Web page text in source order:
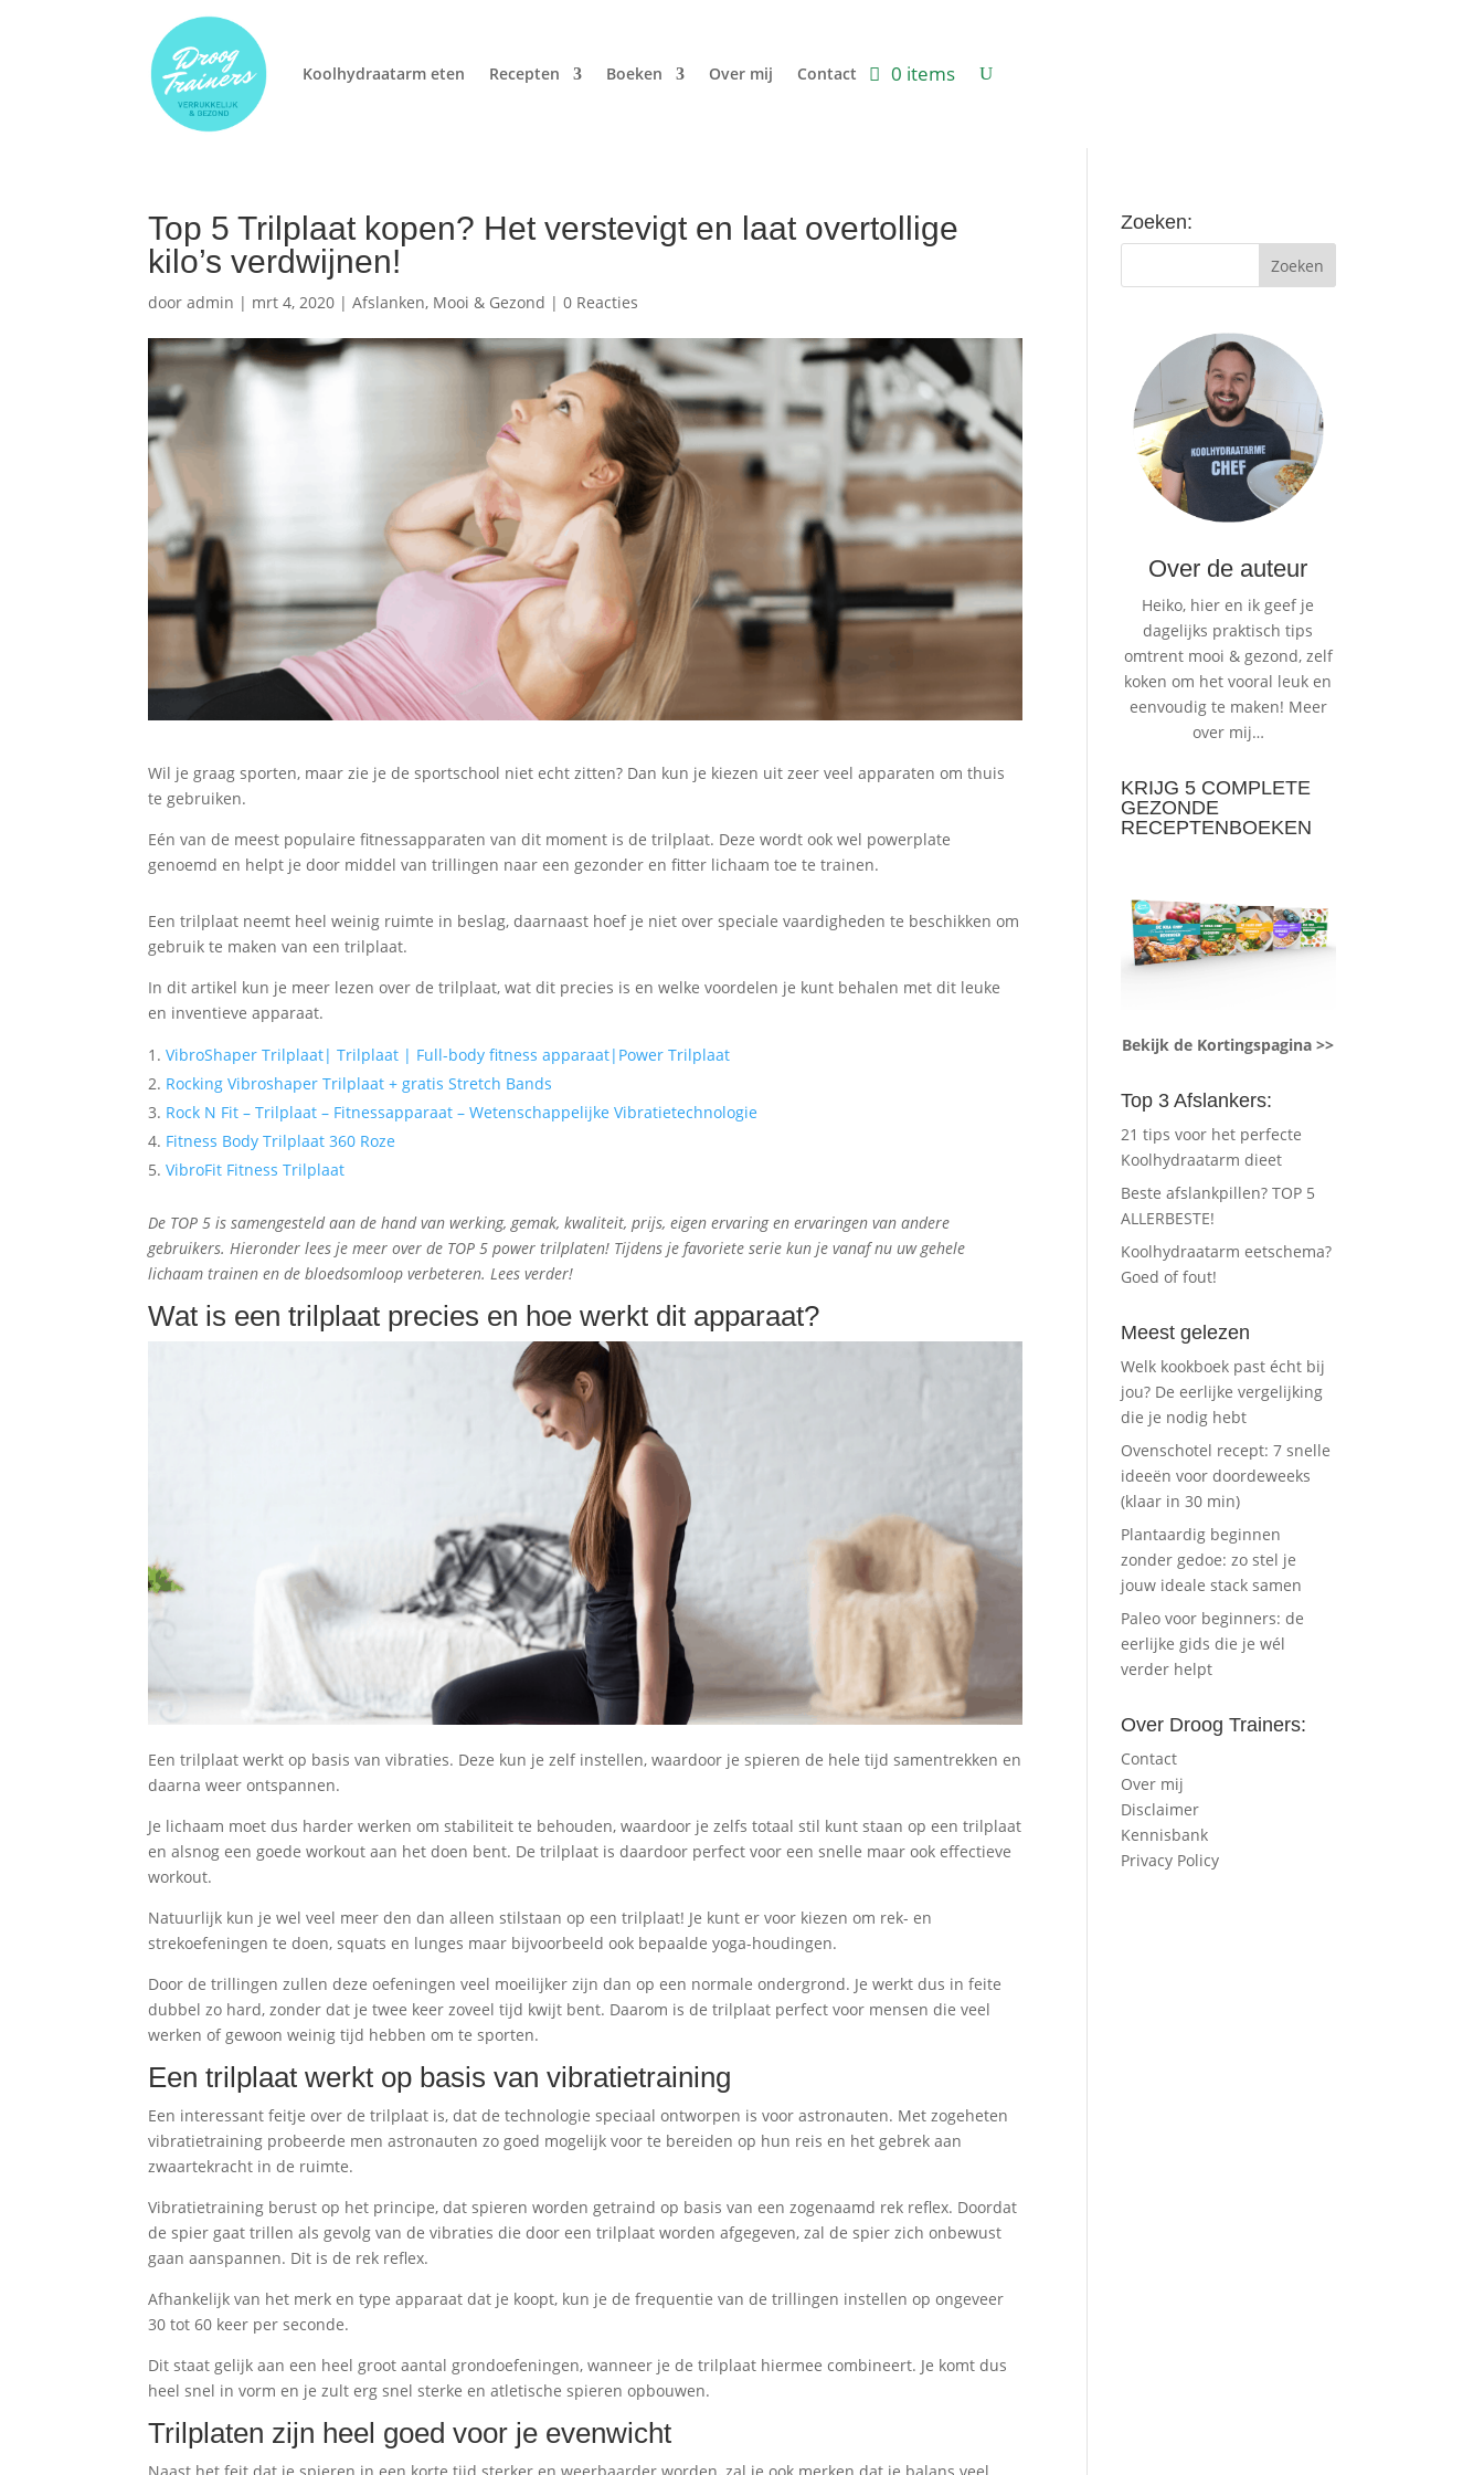
Koolhydraatarm eten Recepten Boeken Over mij Contact 0 items
Top 5 Trilplaat kopen? Het verstevigt en laat overtollige
kilo’s verdwijnen!
dooradmin | mrt 4, 2020 |Afslanken, Mooi & Gezond |0 Reacties
Wil je graag sporten, maar zie je de sportschool niet echt zitten? Dan kun je kiezen uit zeer veel apparaten om thuis
te gebruiken.
Eén van de meest populaire fitnessapparaten van dit moment is de trilplaat. Deze wordt ook wel powerplate
genoemd en helpt je door middel van trillingen naar een gezonder en fitter lichaam toe te trainen.
Een trilplaat neemt heel weinig ruimte in beslag, daarnaast hoef je niet over speciale vaardigheden te beschikken om
gebruik te maken van een trilplaat.
In dit artikel kun je meer lezen over de trilplaat, wat dit precies is en welke voordelen je kunt behalen met dit leuke
en inventieve apparaat.
VibroShaper Trilplaat| Trilplaat | Full-body fitness apparaat|Power Trilplaat
Rocking Vibroshaper Trilplaat + gratis Stretch Bands
Rock N Fit – Trilplaat – Fitnessapparaat – Wetenschappelijke Vibratietechnologie
Fitness Body Trilplaat 360 Roze
VibroFit Fitness Trilplaat
De TOP 5 is samengesteld aan de hand van werking, gemak, kwaliteit, prijs, eigen ervaring en ervaringen van andere
gebruikers. Hieronder lees je meer over de TOP 5 power trilplaten! Tijdens je favoriete serie kun je vanaf nu uw gehele
lichaam trainen en de bloedsomloop verbeteren. Lees verder!
Wat is een trilplaat precies en hoe werkt dit apparaat?
Een trilplaat werkt op basis van vibraties. Deze kun je zelf instellen, waardoor je spieren de hele tijd samentrekken en
daarna weer ontspannen.
Je lichaam moet dus harder werken om stabiliteit te behouden, waardoor je zelfs totaal stil kunt staan op een trilplaat
en alsnog een goede workout aan het doen bent. De trilplaat is daardoor perfect voor een snelle maar ook effectieve
workout.
Natuurlijk kun je wel veel meer den dan alleen stilstaan op een trilplaat! Je kunt er voor kiezen om rek- en
strekoefeningen te doen, squats en lunges maar bijvoorbeeld ook bepaalde yoga-houdingen.
Door de trillingen zullen deze oefeningen veel moeilijker zijn dan op een normale ondergrond. Je werkt dus in feite
dubbel zo hard, zonder dat je twee keer zoveel tijd kwijt bent. Daarom is de trilplaat perfect voor mensen die veel
werken of gewoon weinig tijd hebben om te sporten.
Een trilplaat werkt op basis van vibratietraining
Een interessant feitje over de trilplaat is, dat de technologie speciaal ontworpen is voor astronauten. Met zogeheten
vibratietraining probeerde men astronauten zo goed mogelijk voor te bereiden op hun reis en het gebrek aan
zwaartekracht in de ruimte.
Vibratietraining berust op het principe, dat spieren worden getraind op basis van een zogenaamd rek reflex. Doordat
de spier gaat trillen als gevolg van de vibraties die door een trilplaat worden afgegeven, zal de spier zich onbewust
gaan aanspannen. Dit is de rek reflex.
Afhankelijk van het merk en type apparaat dat je koopt, kun je de frequentie van de trillingen instellen op ongeveer
30 tot 60 keer per seconde.
Dit staat gelijk aan een heel groot aantal grondoefeningen, wanneer je de trilplaat hiermee combineert. Je komt dus
heel snel in vorm en je zult erg snel sterke en atletische spieren opbouwen.
Trilplaten zijn heel goed voor je evenwicht
Naast het feit dat je spieren in een korte tijd sterker en weerbaarder worden, zal je ook merken dat je balans veel
Zoeken:
Over de auteur
Heiko, hier en ik geef je
dagelijks praktisch tips
omtrent mooi & gezond, zelf
koken om het vooral leuk en
eenvoudig te maken! Meer
over mij…
KRIJG 5 COMPLETE
GEZONDE
RECEPTENBOEKEN
Bekijk de Kortingspagina >>
Top 3 Afslankers:
21 tips voor het perfecte
Koolhydraatarm dieet
Beste afslankpillen? TOP 5
ALLERBESTE!
Koolhydraatarm eetschema?
Goed of fout!
Meest gelezen
Welk kookboek past écht bij
jou? De eerlijke vergelijking
die je nodig hebt
Ovenschotel recept: 7 snelle
ideeën voor doordeweeks
(klaar in 30 min)
Plantaardig beginnen
zonder gedoe: zo stel je
jouw ideale stack samen
Paleo voor beginners: de
eerlijke gids die je wél
verder helpt
Over Droog Trainers:
Contact
Over mij
Disclaimer
Kennisbank
Privacy Policy